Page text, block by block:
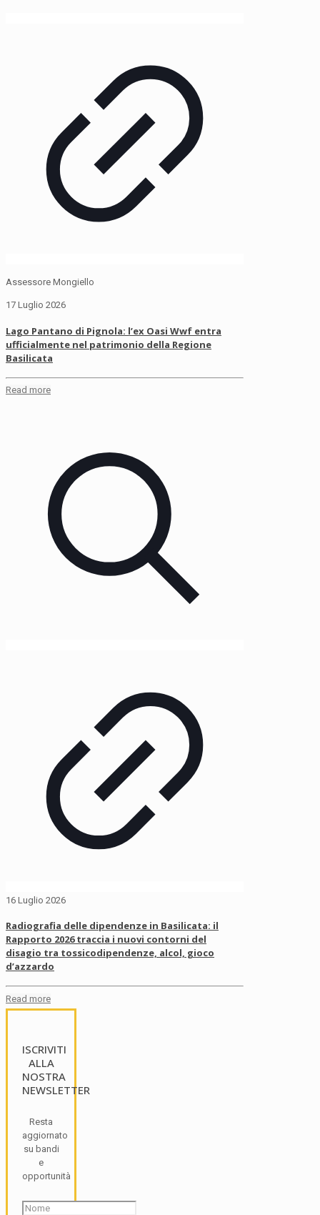
Assessore Mongiello
17 Luglio 2026
Lago Pantano di Pignola: l’ex Oasi Wwf entra
ufficialmente nel patrimonio della Regione
Basilicata
Read more
16 Luglio 2026
Radiografia delle dipendenze in Basilicata: il
Rapporto 2026 traccia i nuovi contorni del
disagio tra tossicodipendenze, alcol, gioco
d’azzardo
Read more
ISCRIVITI
ALLA
NOSTRA
NEWSLETTER
Resta
aggiornato
su bandi
e
opportunità